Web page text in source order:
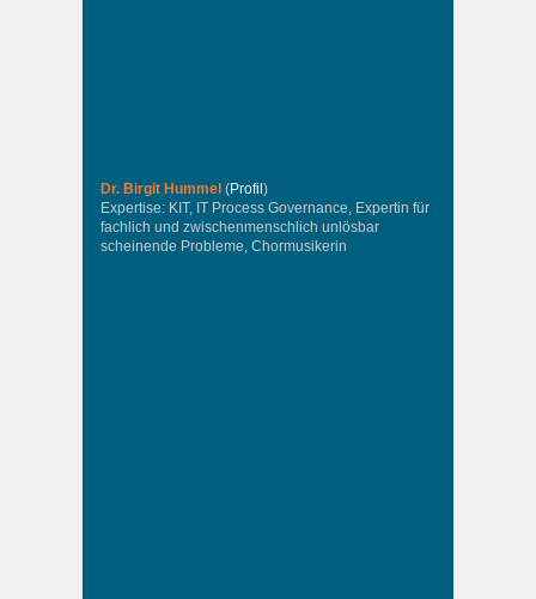
Dr. Birgit Hummel (Profil )
Expertise: KIT, IT Process Governance, Expertin für
fachlich und zwischenmenschlich unlösbar
scheinende Probleme, Chormusikerin